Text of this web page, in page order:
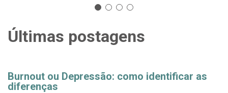
Últimas postagens
Burnout ou Depressão: como identificar as
diferenças